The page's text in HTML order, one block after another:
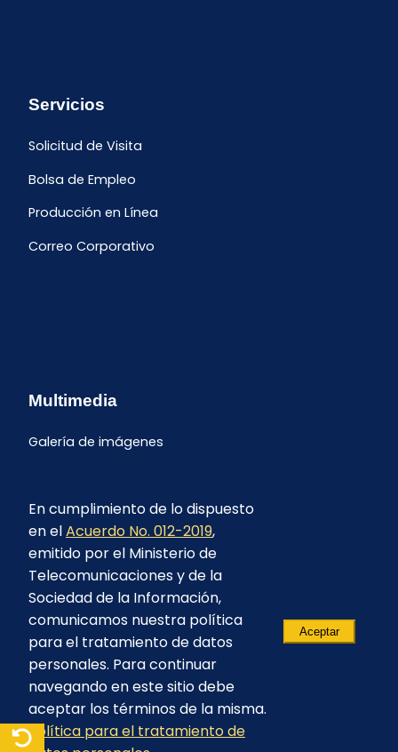
Servicios
Solicitud de Visita
Bolsa de Empleo
Producción en Línea
Correo Corporativo
Multimedia
Galería de imágenes
© 2023 - CELEC EP - Todos los derechos
En cumplimiento de lo dispuesto
en elAcuerdo No. 012-2019,
emitido por el Ministerio de
Telecomunicaciones y de la
Sociedad de la Información,
comunicamos nuestra política
para el tratamiento de datos
personales. Para continuar
navegando en este sitio debe
aceptar los términos de la misma.
Política para el tratamiento de
Aceptar